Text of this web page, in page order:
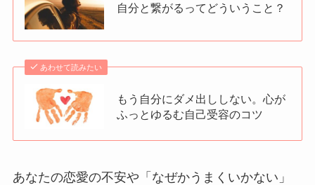
自分と繋がるってどういうこと？
あわせて読みたい
もう自分にダメ出ししない。心が
ふっとゆるむ自己受容のコツ
あなたの恋愛の不安や「なぜかうまくいかない」